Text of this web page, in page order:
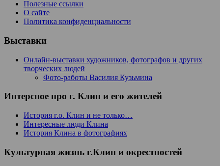
Полезные ссылки
О сайте
Политика конфиденциальности
Выставки
Онлайн-выставки художников, фотографов и других
творческих людей
Фото-работы Василия Кузьмина
Интерсное про г. Клин и его жителей
История г.о. Клин и не только…
Интересные люди Клина
История Клина в фотографиях
Культурная жизнь г.Клин и окрестностей